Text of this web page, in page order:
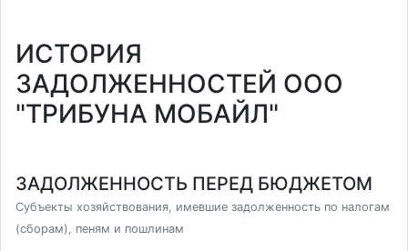
ИСТОРИЯ
ЗАДОЛЖЕННОСТЕЙ ООО
"ТРИБУНА МОБАЙЛ"
ЗАДОЛЖЕННОСТЬ ПЕРЕД БЮДЖЕТОМ
Субъекты хозяйствования, имевшие задолженность по налогам
(сборам), пеням и пошлинам